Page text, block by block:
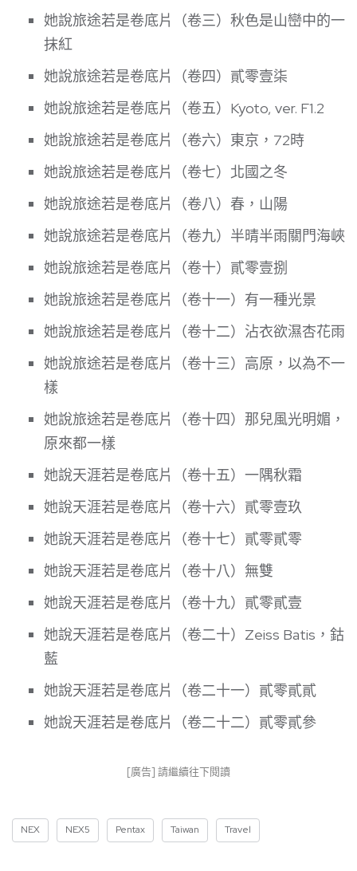
她說旅途若是卷底片（卷三）秋色是山巒中的一
抹紅
她說旅途若是卷底片（卷四）貳零壹柒
她說旅途若是卷底片（卷五）Kyoto, ver. F1.2
她說旅途若是卷底片（卷六）東京，72時
她說旅途若是卷底片（卷七）北國之冬
她說旅途若是卷底片（卷八）春，山陽
她說旅途若是卷底片（卷九）半晴半雨關門海峽
她說旅途若是卷底片（卷十）貳零壹捌
她說旅途若是卷底片（卷十一）有一種光景
她說旅途若是卷底片（卷十二）沾衣欲濕杏花雨
她說旅途若是卷底片（卷十三）高原，以為不一
樣
她說旅途若是卷底片（卷十四）那兒風光明媚，
原來都一樣
她說天涯若是卷底片（卷十五）一隅秋霜
她說天涯若是卷底片（卷十六）貳零壹玖
她說天涯若是卷底片（卷十七）貳零貳零
她說天涯若是卷底片（卷十八）無雙
她說天涯若是卷底片（卷十九）貳零貳壹
她說天涯若是卷底片（卷二十）Zeiss Batis，鈷
藍
她說天涯若是卷底片（卷二十一）貳零貳貳
她說天涯若是卷底片（卷二十二）貳零貳參
[廣告] 請繼續往下閱讀
NEX NEX5 Pentax Taiwan Travel